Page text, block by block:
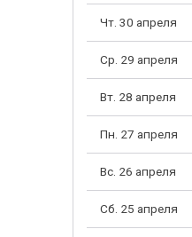
Чт. 30 апреля
Ср. 29 апреля
Вт. 28 апреля
Пн. 27 апреля
Вс. 26 апреля
Сб. 25 апреля